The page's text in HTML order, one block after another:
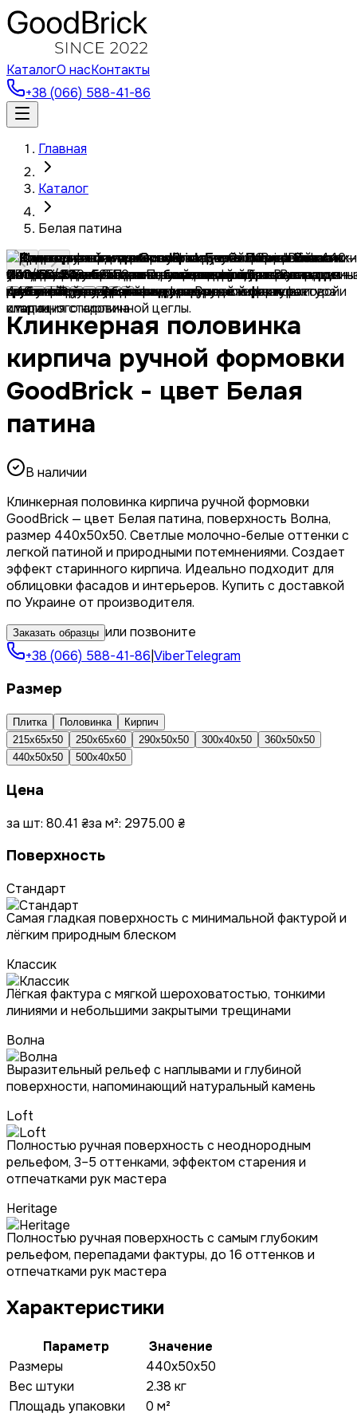
КаталогО насКонтакты
+38 (066) 588-41-86
Главная
Каталог
Белая патина
Клинкерная половинка
кирпича ручной формовки
GoodBrick - цвет Белая
патина
В наличии
Клинкерная половинка кирпича ручной формовки
GoodBrick — цвет Белая патина, поверхность Волна,
размер 440x50x50. Светлые молочно-белые оттенки с
легкой патиной и природными потемнениями. Создает
эффект старинного кирпича. Идеально подходит для
облицовки фасадов и интерьеров. Купить с доставкой
по Украине от производителя.
Заказать образцы или позвоните
+38 (066) 588-41-86 ViberTelegram
Размер
Плитка Половинка
Кирпич
215х65х50
250х65х60 290х50х50 300х40х50
360x50x50
440x50x50
500x40x50
Цена
за шт: 80.41 ₴за м²: 2975.00 ₴
Поверхность
Стандарт
Самая гладкая поверхность с минимальной фактурой и
лёгким природным блеском
Классик
Лёгкая фактура с мягкой шероховатостью, тонкими
линиями и небольшими закрытыми трещинами
Волна
Выразительный рельеф с наплывами и глубиной
поверхности, напоминающий натуральный камень
Loft
Полностью ручная поверхность с неоднородным
рельефом, 3–5 оттенками, эффектом старения и
отпечатками рук мастера
Heritage
Полностью ручная поверхность с самым глубоким
рельефом, перепадами фактуры, до 16 оттенков и
отпечатками рук мастера
Характеристики
Параметр
Значение
Размеры
440x50x50
Вес штуки
2.38 кг
Площадь упаковки
0 м²